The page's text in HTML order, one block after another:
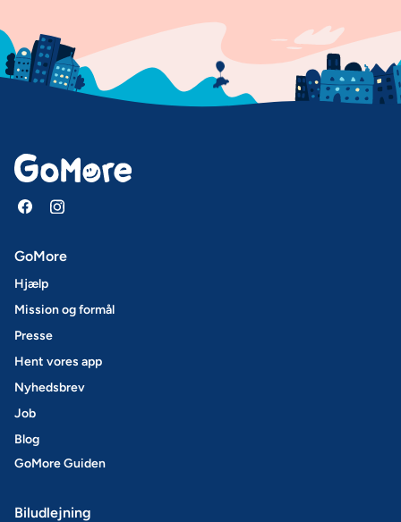
GoMore
Hjælp
Mission og formål
Presse
Hent vores app
Nyhedsbrev
Job
Blog
GoMore Guiden
Biludlejning